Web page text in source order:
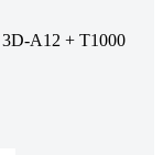
А12 + Т1000